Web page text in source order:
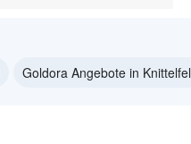
Goldora Angebote in